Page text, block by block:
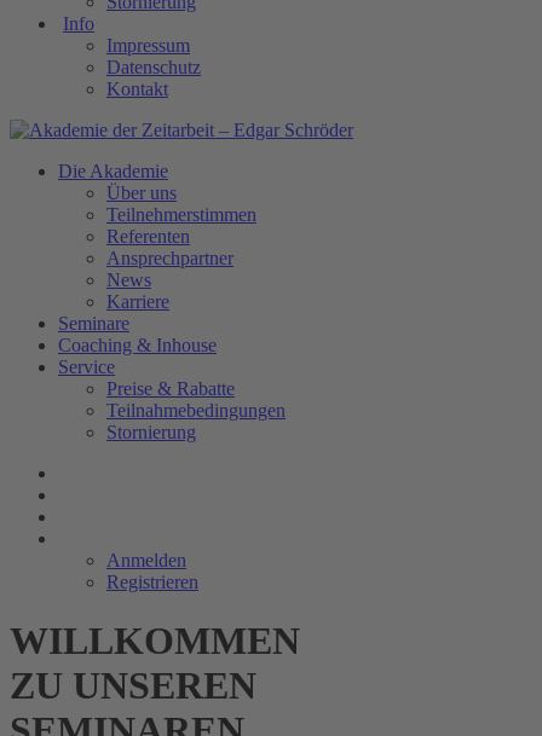
Info
Impressum
Datenschutz
Kontakt
Die Akademie
Über uns
Teilnehmerstimmen
Referenten
Ansprechpartner
News
Karriere
Seminare
Coaching & Inhouse
Service
Preise & Rabatte
Teilnahmebedingungen
Stornierung
Anmelden
Registrieren
WILLKOMMEN
ZU UNSEREN